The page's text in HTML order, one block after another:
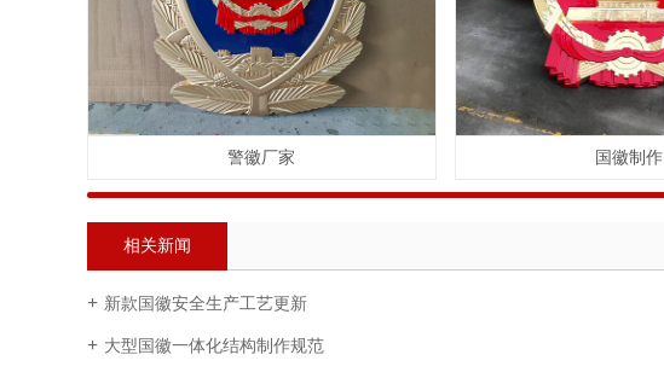
警徽厂家 国徽制作
相关新闻
新款国徽安全生产工艺更新
大型国徽一体化结构制作规范